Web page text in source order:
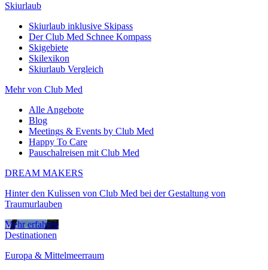
Skiurlaub
Skiurlaub inklusive Skipass
Der Club Med Schnee Kompass
Skigebiete
Skilexikon
Skiurlaub Vergleich
Mehr von Club Med
Alle Angebote
Blog
Meetings & Events by Club Med
Happy To Care
Pauschalreisen mit Club Med
DREAM MAKERS
Hinter den Kulissen von Club Med bei der Gestaltung von
Traumurlauben
Mehr erfahren
Destinationen
Europa & Mittelmeerraum